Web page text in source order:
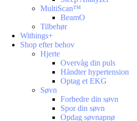
MultiScan™
BeamO
Tilbehør
Withings+
Shop efter behov
Hjerte
Overvåg din puls
Håndter hypertension
Optag et EKG
Søvn
Forbedre din søvn
Spor din søvn
Opdag søvnapnø